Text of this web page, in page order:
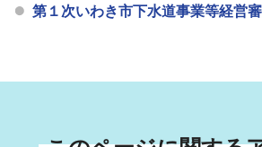
第１次いわき市下水道事業等経営